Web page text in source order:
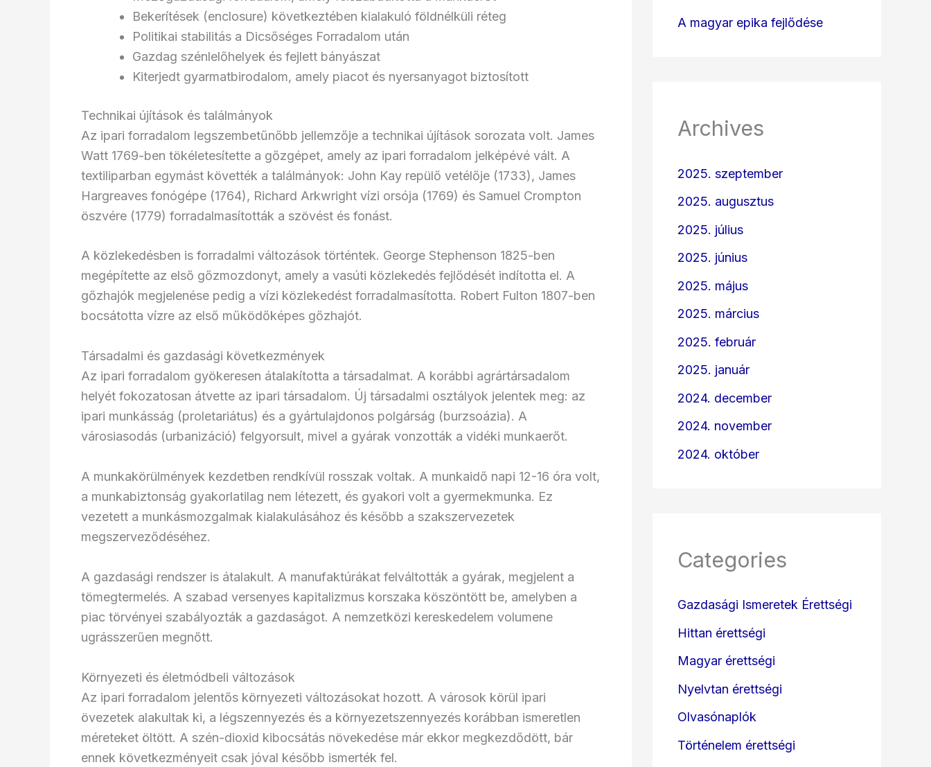
Bekerítések (enclosure) következtében kialakuló földnélküli réteg
Politikai stabilitás a Dicsőséges Forradalom után
Gazdag szénlelőhelyek és fejlett bányászat
Kiterjedt gyarmatbirodalom, amely piacot és nyersanyagot biztosított
Technikai újítások és találmányok
Az ipari forradalom legszembetűnőbb jellemzője a technikai újítások sorozata volt. James
Watt 1769-ben tökéletesítette a gőzgépet, amely az ipari forradalom jelképévé vált. A
textiliparban egymást követték a találmányok: John Kay repülő vetélője (1733), James
Hargreaves fonógépe (1764), Richard Arkwright vízi orsója (1769) és Samuel Crompton
öszvére (1779) forradalmasították a szövést és fonást.
A közlekedésben is forradalmi változások történtek. George Stephenson 1825-ben
megépítette az első gőzmozdonyt, amely a vasúti közlekedés fejlődését indította el. A
gőzhajók megjelenése pedig a vízi közlekedést forradalmasította. Robert Fulton 1807-ben
bocsátotta vízre az első működőképes gőzhajót.
Társadalmi és gazdasági következmények
Az ipari forradalom gyökeresen átalakította a társadalmat. A korábbi agrártársadalom
helyét fokozatosan átvette az ipari társadalom. Új társadalmi osztályok jelentek meg: az
ipari munkásság (proletariátus) és a gyártulajdonos polgárság (burzsoázia). A
városiasodás (urbanizáció) felgyorsult, mivel a gyárak vonzották a vidéki munkaerőt.
A munkakörülmények kezdetben rendkívül rosszak voltak. A munkaidő napi 12-16 óra volt,
a munkabiztonság gyakorlatilag nem létezett, és gyakori volt a gyermekmunka. Ez
vezetett a munkásmozgalmak kialakulásához és később a szakszervezetek
megszerveződéséhez.
A gazdasági rendszer is átalakult. A manufaktúrákat felváltották a gyárak, megjelent a
tömegtermelés. A szabad versenyes kapitalizmus korszaka köszöntött be, amelyben a
piac törvényei szabályozták a gazdaságot. A nemzetközi kereskedelem volumene
ugrásszerűen megnőtt.
Környezeti és életmódbeli változások
Az ipari forradalom jelentős környezeti változásokat hozott. A városok körül ipari
övezetek alakultak ki, a légszennyezés és a környezetszennyezés korábban ismeretlen
méreteket öltött. A szén-dioxid kibocsátás növekedése már ekkor megkezdődött, bár
ennek következményeit csak jóval később ismerték fel.
A magyar epika fejlődése
Archives
2025. szeptember
2025. augusztus
2025. július
2025. június
2025. május
2025. március
2025. február
2025. január
2024. december
2024. november
2024. október
Categories
Gazdasági Ismeretek Érettségi
Hittan érettségi
Magyar érettségi
Nyelvtan érettségi
Olvasónaplók
Történelem érettségi